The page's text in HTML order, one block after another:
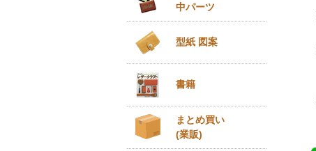
中パーツ
型紙 図案
書籍
まとめ買い
(業販)